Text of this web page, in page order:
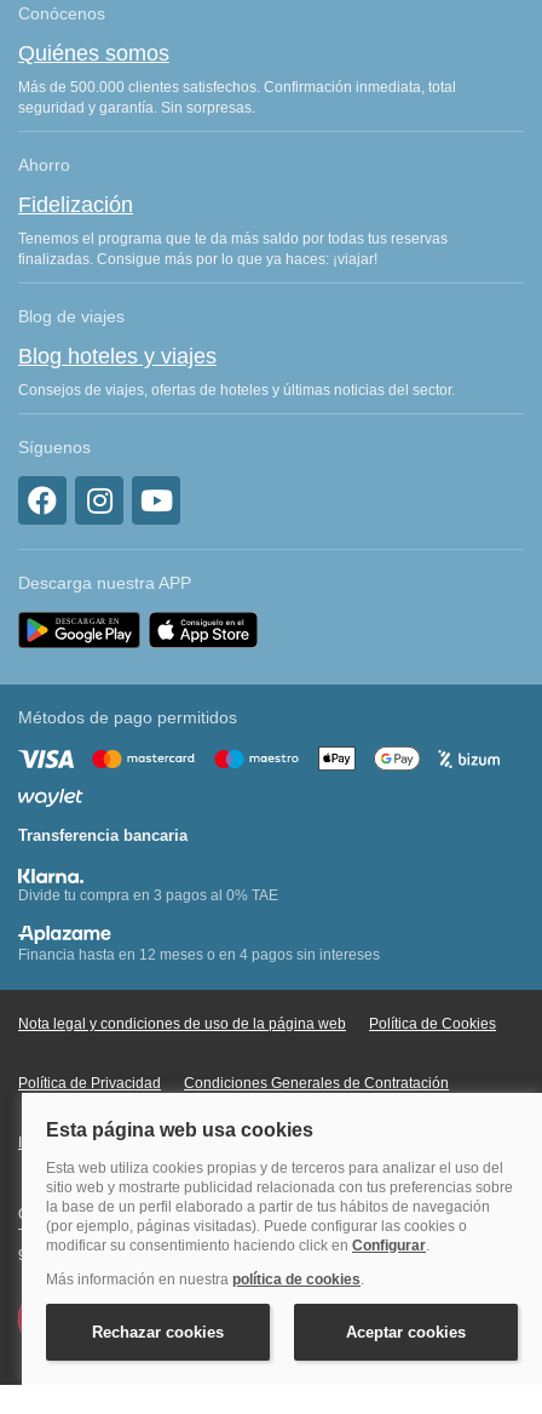
Conócenos
Quiénes somos
Más de 500.000 clientes satisfechos. Confirmación inmediata, total
seguridad y garantía. Sin sorpresas.
Ahorro
Fidelización
Tenemos el programa que te da más saldo por todas tus reservas
finalizadas. Consigue más por lo que ya haces: ¡viajar!
Blog de viajes
Blog hoteles y viajes
Consejos de viajes, ofertas de hoteles y últimas noticias del sector.
Síguenos
Descarga nuestra APP
Métodos de pago permitidos
Transferencia bancaria
Divide tu compra en 3 pagos al 0% TAE
Financia hasta en 12 meses o en 4 pagos sin intereses
Nota legal y condiciones de uso de la página web Política de Cookies
Política de Privacidad Condiciones Generales de Contratación
Información Legal sobre Mercados en Línea
Quehoteles.com - Especialistas en hoteles © Copyright Veturis Travel S.A.
Todos los derechos reservados. Autorización nº I-AV0000879.4 Tel: +34
915759999